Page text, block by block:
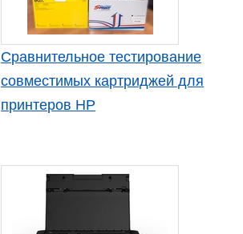
Сравнительное тестирование
совместимых картриджей для
принтеров HP